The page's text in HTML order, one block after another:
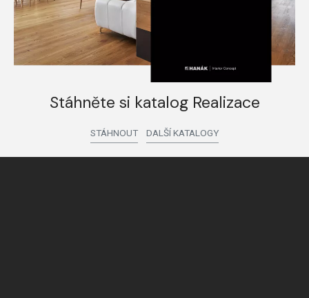
Stáhněte si katalog Realizace
STÁHNOUT DALŠÍ KATALOGY